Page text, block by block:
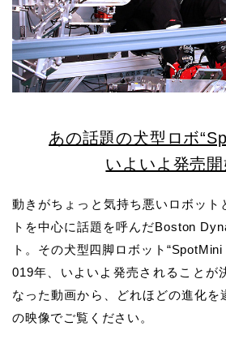
あの話題の犬型ロボ
いよいよ発売開
動きがちょっと気持ち悪いロボット
トを中心に話題を呼んだBoston
ト。その犬型四脚ロボット
019年、いよいよ発売されることが
なった動画から、どれほどの進化を
の映像でご覧ください。